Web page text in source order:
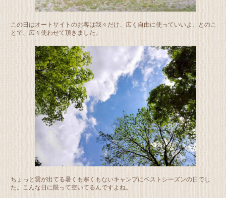
この日はオートサイトのお客は我々だけ、広く自由に使っていいよ、とのこ
とで、広々使わせて頂きました。
ちょっと雲が出てる暑くも寒くもないキャンプにベストシーズンの日でし
た。こんな日に限って空いてるんですよね。